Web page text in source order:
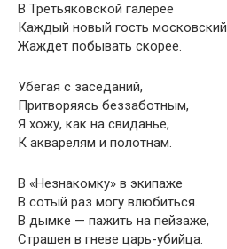
В Третьяковской галерее
Каждый новый гость московский
Жаждет побывать скорее.
Убегая с заседаний,
Притворяясь беззаботным,
Я хожу, как на свиданье,
К акварелям и полотнам.
В «Незнакомку» в экипаже
В сотый раз могу влюбиться.
В дымке — пажить на пейзаже,
Страшен в гневе царь-убийца.